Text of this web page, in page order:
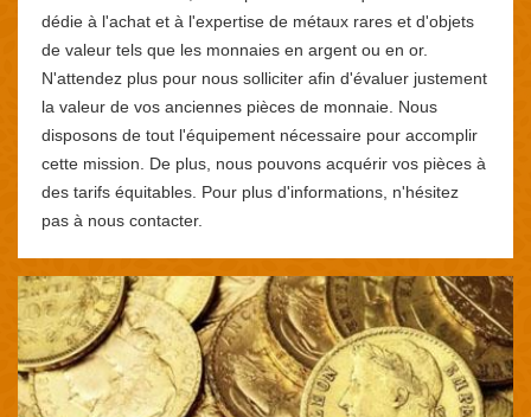
dédie à l'achat et à l'expertise de métaux rares et d'objets
de valeur tels que les monnaies en argent ou en or.
N'attendez plus pour nous solliciter afin d'évaluer justement
la valeur de vos anciennes pièces de monnaie. Nous
disposons de tout l'équipement nécessaire pour accomplir
cette mission. De plus, nous pouvons acquérir vos pièces à
des tarifs équitables. Pour plus d'informations, n'hésitez
pas à nous contacter.